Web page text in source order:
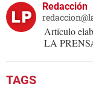
Redacción
Artículo
LA